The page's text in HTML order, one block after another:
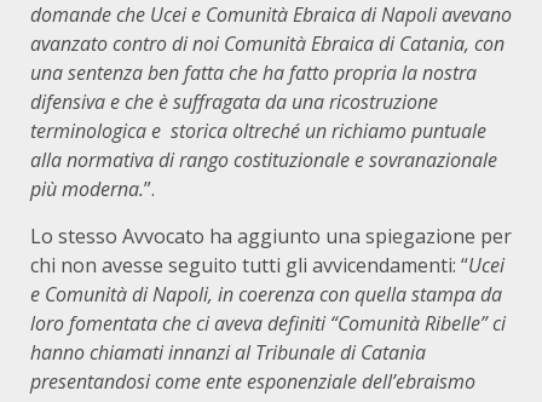
domande che Ucei e Comunità Ebraica di Napoli avevano
avanzato contro di noi Comunità Ebraica di Catania, con
una sentenza ben fatta che ha fatto propria la nostra
difensiva e che è suffragata da una ricostruzione
terminologica e storica oltreché un richiamo puntuale
alla normativa di rango costituzionale e sovranazionale
più moderna.”.
Lo stesso Avvocato ha aggiunto una spiegazione per
chi non avesse seguito tutti gli avvicendamenti: “Ucei
e Comunità di Napoli, in coerenza con quella stampa da
loro fomentata che ci aveva definiti “Comunità Ribelle” ci
hanno chiamati innanzi al Tribunale di Catania
presentandosi come ente esponenziale dell’ebraismo